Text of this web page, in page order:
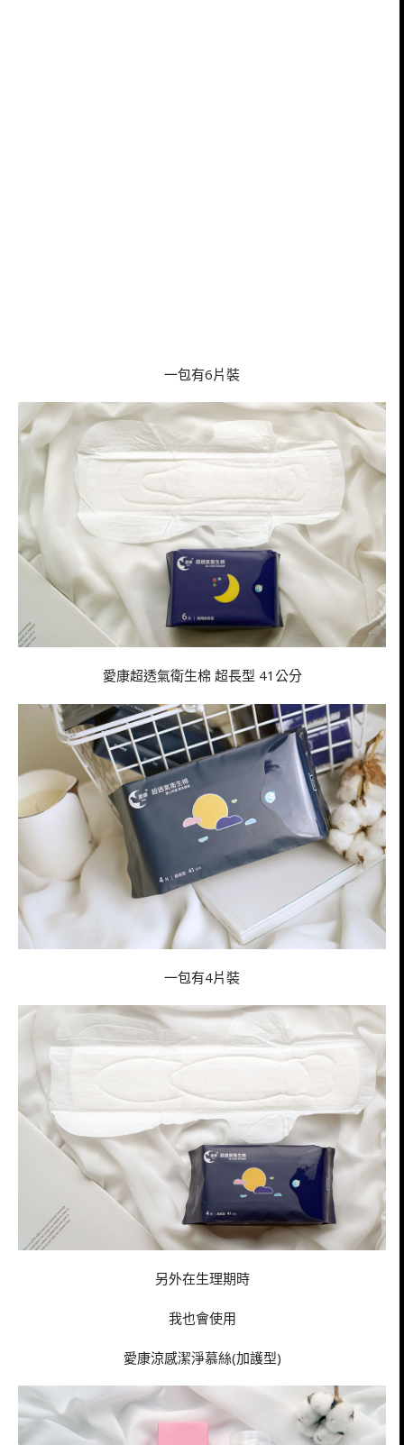
一包有6片裝
愛康超透氣衛生棉 超長型 41公分
一包有4片裝
另外在生理期時
我也會使用
愛康涼感潔淨慕絲(加護型)